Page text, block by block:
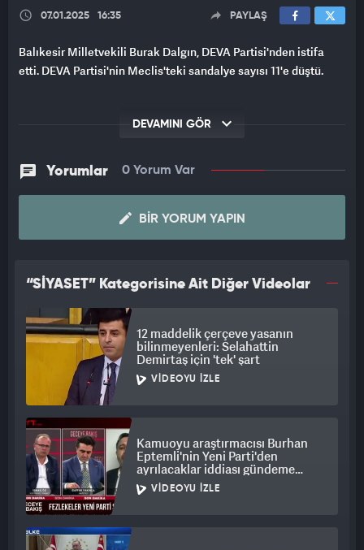
07.01.2025 16:35 PAYLAŞ
Balıkesir Milletvekili Burak Dalgın, DEVA Partisi'nden istifa
etti. DEVA Partisi'nin Meclis'teki sandalye sayısı 11'e düştü.
DEVAMINI GÖR
Yorumlar 0 Yorum Var
BIR YORUM YAPIN
“SİYASET” Kategorisine Ait Diğer Videolar
12 maddelik çerçeve yasanın
bilinmeyenleri: Selahattin
Demirtaş için 'tek' şart
VIDEOYU İZLE
Kamuoyu araştırmacısı Burhan
Eptemli'nin Yeni Parti'den
ayrılacaklar iddiası gündeme
bomba gibi düştü
VIDEOYU İZLE